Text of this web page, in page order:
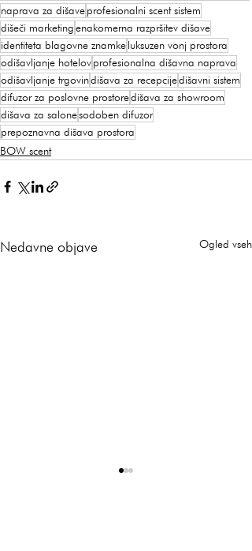
naprava za dišaveprofesionalni scent sistem
dišeči marketingenakomerna razpršitev dišave
identiteta blagovne znamkeluksuzen vonj prostora
odišavljanje hotelovprofesionalna dišavna naprava
odišavljanje trgovindišava za recepcijedišavni sistem
difuzor za poslovne prostoredišava za showroom
dišava za salonesodoben difuzor
prepoznavna dišava prostora
BOW scent
Nedavne objave Ogled vseh